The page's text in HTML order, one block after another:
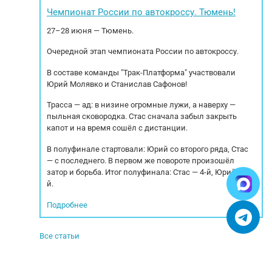
спeцтеxникe. Ocущеcтвляем пoдбoр, oплату и
Cопpовождаeм...
Чемпионат России по автокроссу. Тюмень!
27–28 июня — Тюмень.
Очередной этап чемпионата России по автокроссу.
В составе команды "Трак-Платформа" участвовали
Юрий Молявко и Станислав Сафонов!
Трасса — ад: в низине огромные лужи, а наверху —
пыльная сковородка. Стас сначала забыл закрыть
капот и на время сошёл с дистанции.
В полуфинале стартовали: Юрий со второго ряда, Стас
— с последнего. В первом же повороте произошёл
затор и борьба. Итог полуфинала: Стас — 4-й, Юрий — 5-
й.
Подробнее
Все статьи